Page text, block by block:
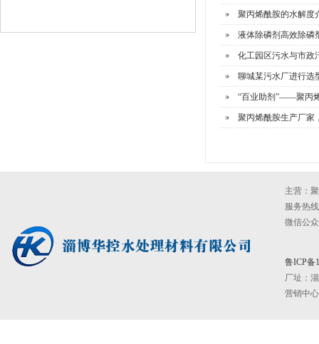
聚丙烯酰胺的水解度
液体除磷剂高效除磷
化工园区污水与市政
聊城某污水厂进行选
“百业助剂”——聚丙
聚丙烯酰胺生产厂家
主营：
服务热
微信公
鲁ICP备
厂址：
营销中